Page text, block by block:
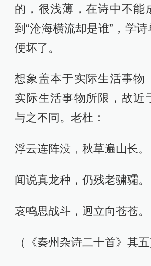
的，很浅薄，在诗中不能
到“沧海横流却是谁”，学
便坏了。
想象盖本于实际生活事物
实际生活事物所限，故近
与之不同。老杜：
浮云连阵没，秋草遍山长。
闻说真龙种，仍残老骕骦。
哀鸣思战斗，迥立向苍苍。
（《秦州杂诗二十首》其